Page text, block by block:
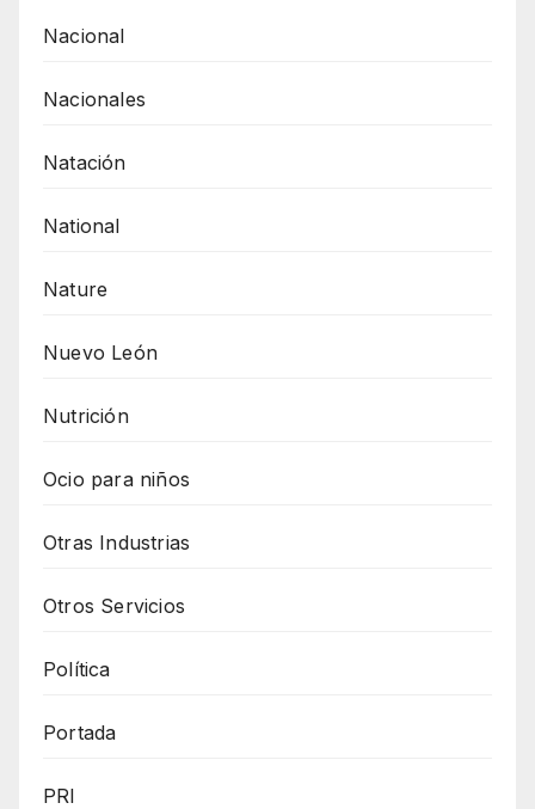
Nacional
Nacionales
Natación
National
Nature
Nuevo León
Nutrición
Ocio para niños
Otras Industrias
Otros Servicios
Política
Portada
PRI